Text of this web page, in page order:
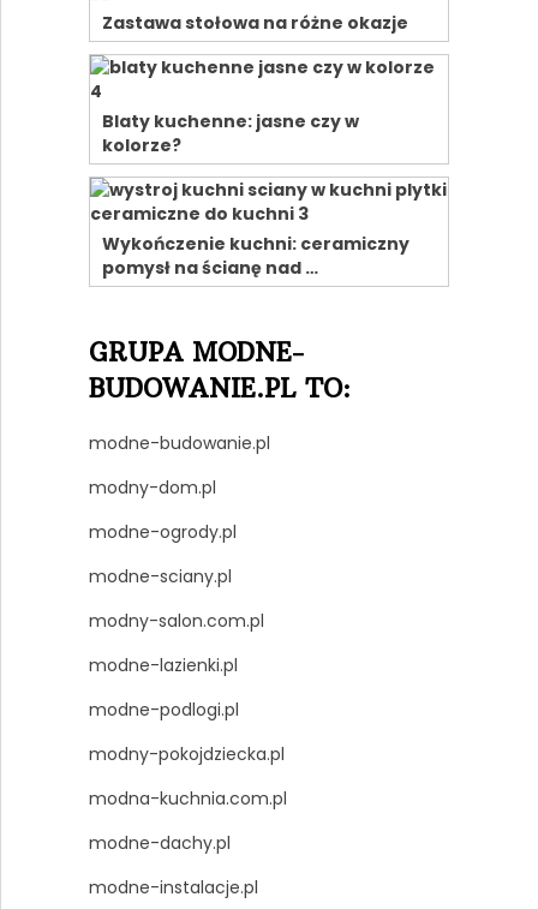
Zastawa stołowa na różne okazje
Blaty kuchenne: jasne czy w
kolorze?
Wykończenie kuchni: ceramiczny
pomysł na ścianę nad …
GRUPA MODNE-
BUDOWANIE.PL TO:
modne-budowanie.pl
modny-dom.pl
modne-ogrody.pl
modne-sciany.pl
modny-salon.com.pl
modne-lazienki.pl
modne-podlogi.pl
modny-pokojdziecka.pl
modna-kuchnia.com.pl
modne-dachy.pl
modne-instalacje.pl